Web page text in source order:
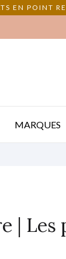
EN POINT
MARQUES
|